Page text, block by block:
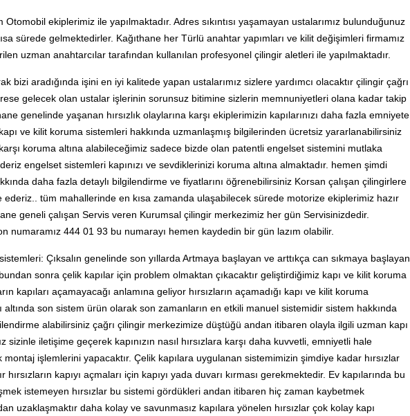
Otomobil ekiplerimiz ile yapılmaktadır. Adres sıkıntısı yaşamayan ustalarımız bulunduğunuz
sürede gelmektedirler. Kağıthane her Türlü anahtar yapımları ve kilit değişimleri firmamız
uzman anahtarcılar tarafından kullanılan profesyonel çilingir aletleri ile yapılmaktadır.
bizi aradığında işini en iyi kalitede yapan ustalarımız sizlere yardımcı olacaktır çilingir çağrı
gelecek olan ustalar işlerinin sorunsuz bitimine sizlerin memnuniyetleri olana kadar takip
genelinde yaşanan hırsızlık olaylarına karşı ekiplerimizin kapılarınızı daha fazla emniyete
ve kilit koruma sistemleri hakkında uzmanlaşmış bilgilerinden ücretsiz yararlanabilirsiniz
karşı koruma altına alabileceğimiz sadece bizde olan patentli engelset sistemini mutlaka
engelset sistemleri kapınızı ve sevdiklerinizi koruma altına almaktadır. hemen şimdi
daha fazla detaylı bilgilendirme ve fiyatlarını öğrenebilirsiniz Korsan çalışan çilingirlere
ederiz.. tüm mahallerinde en kısa zamanda ulaşabilecek sürede motorize ekiplerimiz hazır
geneli çalışan Servis veren Kurumsal çilingir merkezimiz her gün Servisinizdedir.
numaramız 444 01 93 bu numarayı hemen kaydedin bir gün lazım olabilir.
Çıksalın genelinde son yıllarda Artmaya başlayan ve arttıkça can sıkmaya başlayan
bundan sonra çelik kapılar için problem olmaktan çıkacaktır geliştirdiğimiz kapı ve kilit koruma
kapıları açamayacağı anlamına geliyor hırsızların açamadığı kapı ve kilit koruma
altında son sistem ürün olarak son zamanların en etkili manuel sistemidir sistem hakkında
alabilirsiniz çağrı çilingir merkezimize düştüğü andan itibaren olayla ilgili uzman kapı
sizinle iletişime geçerek kapınızın nasıl hırsızlara karşı daha kuvvetli, emniyetli hale
işlemlerini yapacaktır. Çelik kapılara uygulanan sistemimizin şimdiye kadar hırsızlar
hırsızların kapıyı açmaları için kapıyı yada duvarı kırması gerekmektedir. Ev kapılarında bu
istemeyen hırsızlar bu sistemi gördükleri andan itibaren hiç zaman kaybetmek
uzaklaşmaktır daha kolay ve savunmasız kapılara yönelen hırsızlar çok kolay kapı